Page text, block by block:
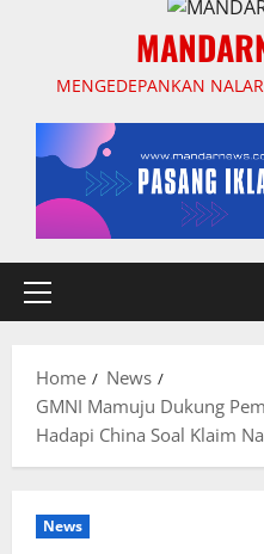
MENGEDEPANKAN
Primary
Home
News
GMNI Mamuju Dukung
Hadapi China Soal Klaim
News